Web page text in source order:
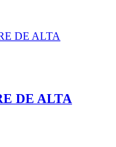
DE ALTA